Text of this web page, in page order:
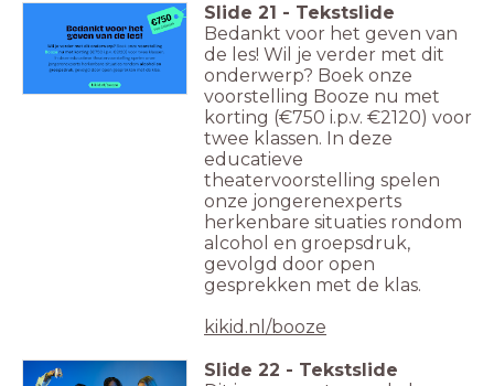
Slide 21 - Tekstslide
Bedankt voor het geven van
de les! Wil je verder met dit
onderwerp? Boek onze
voorstelling Booze nu met
korting (€750 i.p.v. €2120) voor
twee klassen. In deze
educatieve
theatervoorstelling spelen
onze jongerenexperts
herkenbare situaties rondom
alcohol en groepsdruk,
gevolgd door open
gesprekken met de klas.
kikid.nl/booze
Slide 22 - Tekstslide